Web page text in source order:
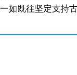
一如既往坚定支持